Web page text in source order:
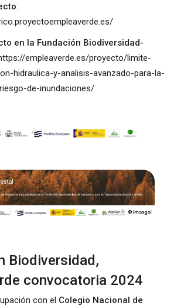
:
en la Fundación Biodiversidad-
empleaverde.es/proyecto/limite-
hidraulica-y-analisis-avanzado-para-la-
de-inundaciones/
Biodiversidad,
convocatoria 2024
con el Colegio Nacional de